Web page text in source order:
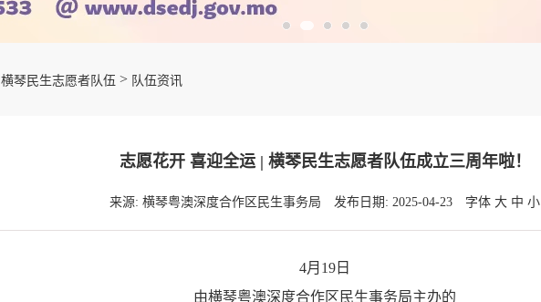
横琴民生志愿者队伍 > 队伍资讯
志愿花开 喜迎全运 | 横琴民生志愿者队伍成立三周年啦！
来源: 横琴粤澳深度合作区民生事务局 发布日期: 2025-04-23 字体 大 中 小
4月19日
由横琴粤澳深度合作区 民生事务局主办的